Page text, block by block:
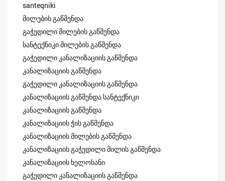
santeqniki
მილების გაწმენდა
გაჭედილი მილების გაწმენდა
სანტექნიკი მილების გაწმენდა
გაჭედილი კანალიზაციის გაწმენდა
კანალიზაციის გაწმენდა
გაჭედილი კანალიზაციის გაწმენდა
კანალიზაციის გაწმენდა სანტექნიკი
კანალიზაციის გაწმენდა
კანალიზაციის ჭის გაწმენდა
კანალიზაციის მილების გაწმენდა
კანალიზაციის გაჭედილი მილის გაწმენდა
კანალიზაციის ხელოსანი
გაჭედილი კანალიზაციის გაწმენდა